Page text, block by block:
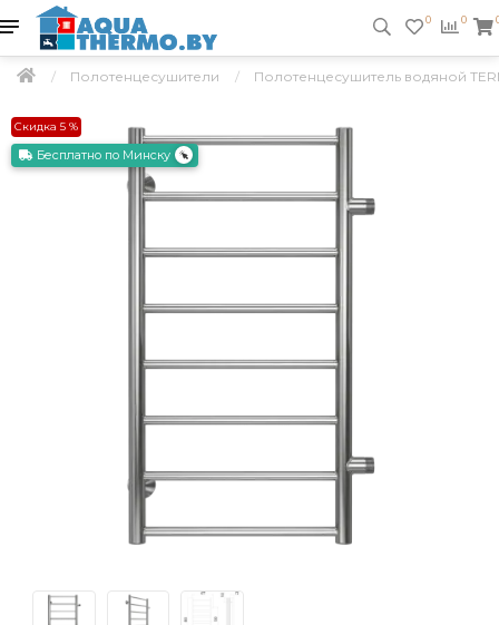
0 0
Полотенцесушители Полотенцесушитель водяной
Скидка 5 %
Бесплатно по Минску